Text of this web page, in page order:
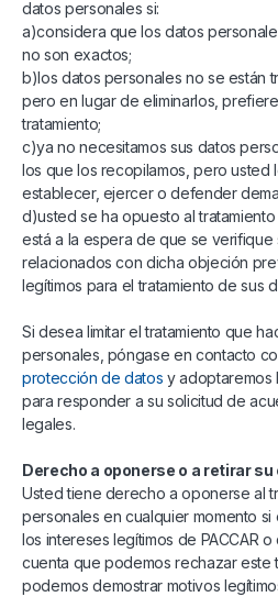
datos personales si:
a)considera que los datos
no son exactos;
b)los datos personales no se están
pero en lugar de eliminarlos,
tratamiento;
c)ya no necesitamos sus datos
los que los recopilamos, pero usted
establecer, ejercer o defender
d)usted se ha opuesto al
está a la espera de que se verifique
relacionados con dicha objeción
legítimos para el tratamiento de sus
Si desea limitar el tratamiento que
personales, póngase en contacto
protección de datos y adoptaremos
para responder a su solicitud de
legales.
Derecho a oponerse o a retirar
Usted tiene derecho a oponerse al
personales en cualquier momento si
los intereses legítimos de PACCAR
cuenta que podemos rechazar este
podemos demostrar motivos